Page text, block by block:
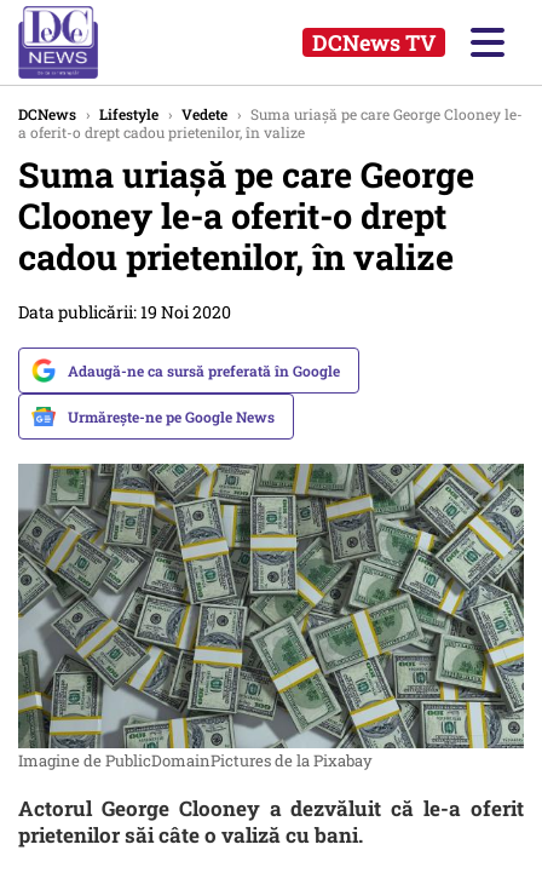
DCNews TV
DCNews › Lifestyle › Vedete › Suma uriașă pe care George Clooney le-
a oferit-o drept cadou prietenilor, în valize
Suma uriașă pe care George
Clooney le-a oferit-o drept
cadou prietenilor, în valize
Data publicării: 19 Noi 2020
Adaugă-ne ca sursă preferată în Google
Urmărește-ne pe Google News
Imagine de PublicDomainPictures de la Pixabay
Actorul George Clooney a dezvăluit că le-a oferit
prietenilor săi câte o valiză cu bani.